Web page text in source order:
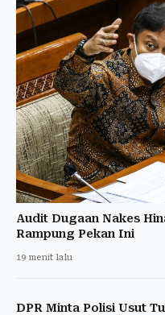
Audit Dugaan Nakes
Rampung Pekan Ini
19 menit lalu
DPR Minta Polisi Usut